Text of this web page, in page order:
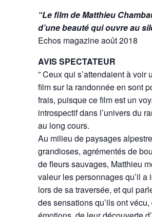
“Le film de Matthieu
d’une beauté qui ouvre au
Echos magazine août 2018
AVIS SPECTATEUR
” Ceux qui s’attendaient à voir
film sur la randonnée en sont
frais, puisque ce film est un
introspectif dans l’univers du
au long cours.
Au milieu de paysages
grandioses, agrémentés de
de fleurs sauvages, Matthieu
valeur les personnages qu’il a
lors de sa traversée, et qui
des sensations qu’ils ont